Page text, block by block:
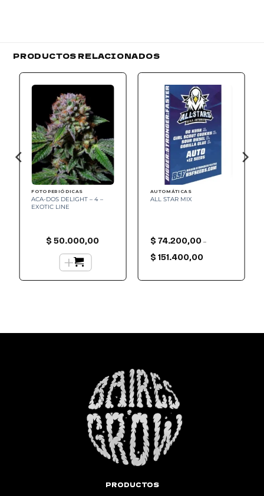
PRODUCTOS RELACIONADOS
FOTOPERIÓDICAS
ACA-DOS DELIGHT – 4 –
EXOTIC LINE
$50.000,00
+
wishlist
AUTOMÁTICAS
ALL STAR MIX
$74.200,00 –
$151.400,00de
precios:
PRODUCTOS